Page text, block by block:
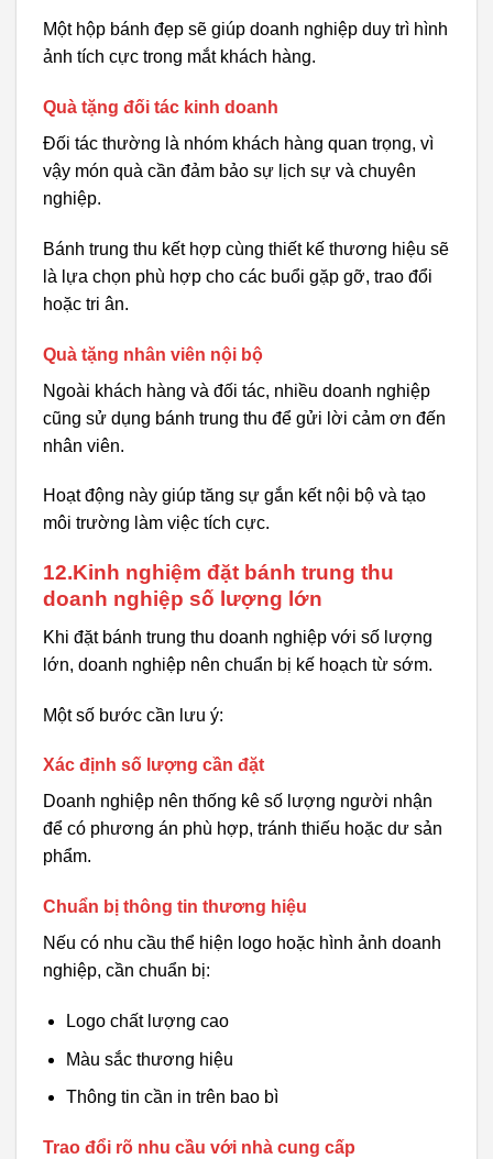
Một hộp bánh đẹp sẽ giúp doanh nghiệp duy trì hình
ảnh tích cực trong mắt khách hàng.
Quà tặng đối tác kinh doanh
Đối tác thường là nhóm khách hàng quan trọng, vì
vậy món quà cần đảm bảo sự lịch sự và chuyên
nghiệp.
Bánh trung thu kết hợp cùng thiết kế thương hiệu sẽ
là lựa chọn phù hợp cho các buổi gặp gỡ, trao đổi
hoặc tri ân.
Quà tặng nhân viên nội bộ
Ngoài khách hàng và đối tác, nhiều doanh nghiệp
cũng sử dụng bánh trung thu để gửi lời cảm ơn đến
nhân viên.
Hoạt động này giúp tăng sự gắn kết nội bộ và tạo
môi trường làm việc tích cực.
12.Kinh nghiệm đặt bánh trung thu
doanh nghiệp số lượng lớn
Khi đặt bánh trung thu doanh nghiệp với số lượng
lớn, doanh nghiệp nên chuẩn bị kế hoạch từ sớm.
Một số bước cần lưu ý:
Xác định số lượng cần đặt
Doanh nghiệp nên thống kê số lượng người nhận
để có phương án phù hợp, tránh thiếu hoặc dư sản
phẩm.
Chuẩn bị thông tin thương hiệu
Nếu có nhu cầu thể hiện logo hoặc hình ảnh doanh
nghiệp, cần chuẩn bị:
Logo chất lượng cao
Màu sắc thương hiệu
Thông tin cần in trên bao bì
Trao đổi rõ nhu cầu với nhà cung cấp